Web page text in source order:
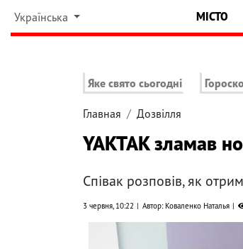
Українська МІСТО
Яке свято сьогодні
Главная Дозвілля
YAKTAK зламав
Співак розповів, як
3 червня, 10:22 Автор: Коваленко Наталья